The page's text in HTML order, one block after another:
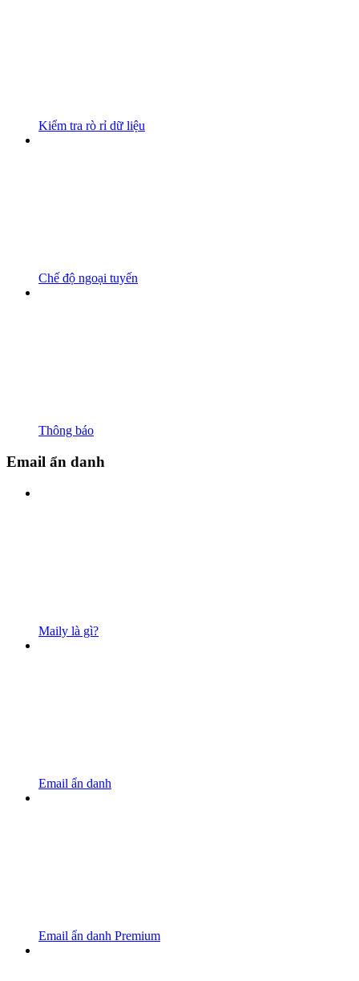
Kiểm tra rò rỉ dữ liệu
Chế độ ngoại tuyến
Thông báo
Email ẩn danh
Maily là gì?
Email ẩn danh
Email ẩn danh Premium